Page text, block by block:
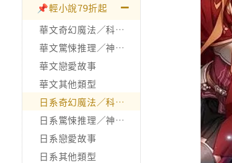
📌輕小說79折起
華文奇幻魔法／科幻冒險
華文驚悚推理／神怪靈異
華文戀愛故事
華文其他類型
日系奇幻魔法／科幻冒險
日系驚悚推理／神怪靈異
日系戀愛故事
日系其他類型